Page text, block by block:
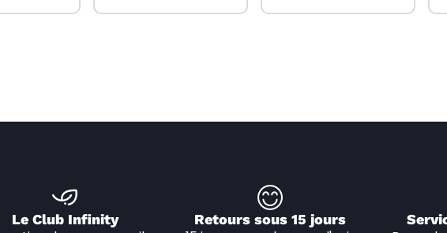
Le Club Infinity Retours sous 15 jours